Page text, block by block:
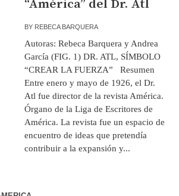
“América” del Dr. Atl
BY REBECA BARQUERA
Autoras: Rebeca Barquera y Andrea
García (FIG. 1) DR. ATL, SÍMBOLO
“CREAR LA FUERZA” Resumen
Entre enero y mayo de 1926, el Dr.
Atl fue director de la revista América.
Órgano de la Liga de Escritores de
América. La revista fue un espacio de
encuentro de ideas que pretendía
contribuir a la expansión y...